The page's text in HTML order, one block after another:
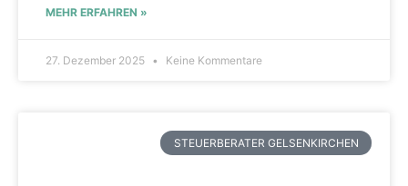
MEHR ERFAHREN »
27. Dezember 2025 Keine Kommentare
STEUERBERATER GELSENKIRCHEN